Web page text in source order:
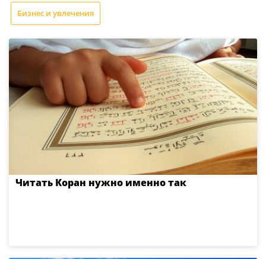
Бизнес и увлечения
Читать Коран нужно именно так